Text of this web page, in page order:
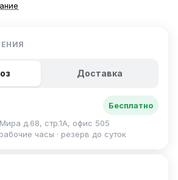
Доставка
Бесплатно
д.68, стр.1А, офис 505
часы · резерв до суток